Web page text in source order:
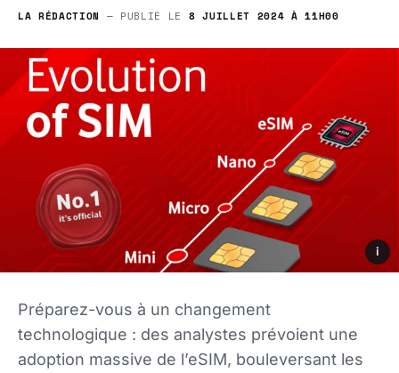
LA RÉDACTION — PUBLIÉ LE 8 JUILLET 2024 À 11H00
i
Préparez-vous à un changement
technologique : des analystes prévoient une
adoption massive de l’eSIM, bouleversant les